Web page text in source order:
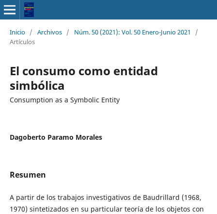
Inicio / Archivos / Núm. 50 (2021): Vol. 50 Enero-Junio 2021
/
Artículos
El consumo como entidad
simbólica
Consumption as a Symbolic Entity
Dagoberto Paramo Morales
Resumen
A partir de los trabajos investigativos de Baudrillard (1968,
1970) sintetizados en su particular teoría de los objetos con